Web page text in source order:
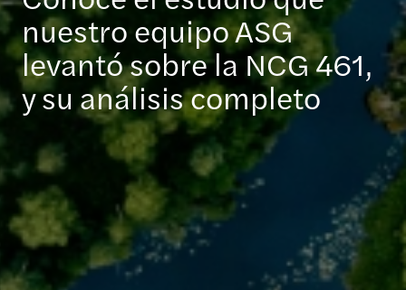
nuestro equipo ASG
levantó sobre la NCG 461,
y su análisis completo